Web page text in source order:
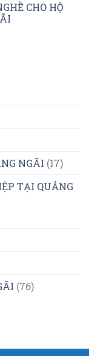
CHO HỘ
NGÃI (17)
TẠI QUẢNG
(76)